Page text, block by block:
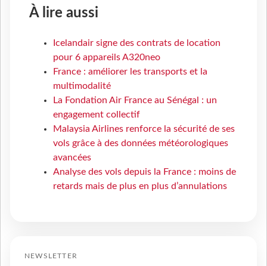
À lire aussi
Icelandair signe des contrats de location
pour 6 appareils A320neo
France : améliorer les transports et la
multimodalité
La Fondation Air France au Sénégal : un
engagement collectif
Malaysia Airlines renforce la sécurité de ses
vols grâce à des données météorologiques
avancées
Analyse des vols depuis la France : moins de
retards mais de plus en plus d’annulations
NEWSLETTER